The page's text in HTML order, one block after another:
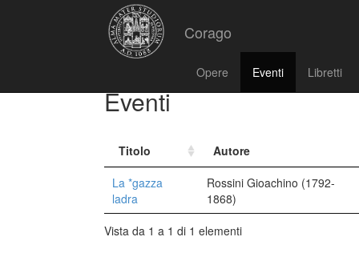
Corago
Opere Eventi Libretti
Eventi
Titolo
Autore
La *gazza
ladra
Rossini Gioachino (1792-
1868)
Vista da 1 a 1 di 1 elementi